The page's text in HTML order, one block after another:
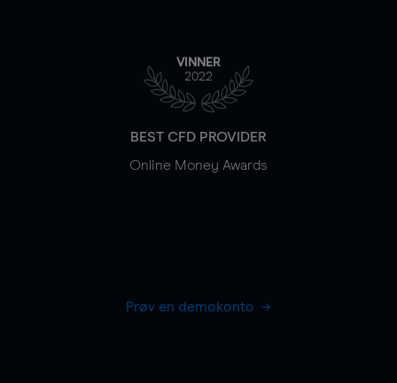
VINNER
2022
BEST CFD PROVIDER
Online Money Awards
Prøv en demokonto